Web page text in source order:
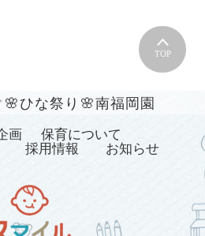
TOP
🌸ひな祭り🌸南福岡園
画
保育について
採用情報 お知らせ